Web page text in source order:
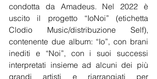
condotta da Amadeus. Nel 2022 è
uscito il progetto “IoNoi” (etichetta
Clodio Music/distribuzione Self),
contenente due album: “Io”, con brani
inediti e “Noi”, con i suoi successi
interpretati insieme ad alcuni dei più
grandi artisti e riarrangiati per